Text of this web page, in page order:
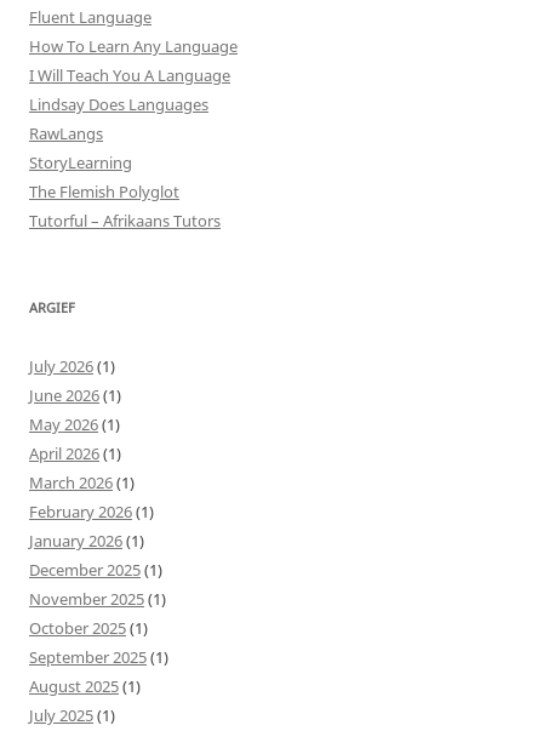
Fluent Language
How To Learn Any Language
I Will Teach You A Language
Lindsay Does Languages
RawLangs
StoryLearning
The Flemish Polyglot
Tutorful – Afrikaans Tutors
ARGIEF
July 2026(1)
June 2026(1)
May 2026(1)
April 2026(1)
March 2026(1)
February 2026(1)
January 2026(1)
December 2025(1)
November 2025(1)
October 2025(1)
September 2025(1)
August 2025(1)
July 2025(1)